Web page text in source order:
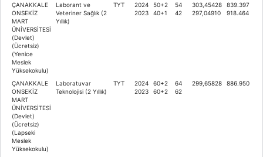
ÇANAKKALE
ONSEKİZ
MART
ÜNİVERSİTESİ
(Devlet)
(Ücretsiz)
(Yenice
Meslek
Yüksekokulu)
Laborant ve
Veteriner Sağlık (2
Yıllık)
TYT
2024
2023
50+2
40+1
54
42
303,45428
297,04910
839.397
918.464
ÇANAKKALE
ONSEKİZ
MART
ÜNİVERSİTESİ
(Devlet)
(Ücretsiz)
(Lapseki
Meslek
Yüksekokulu)
Laboratuvar
Teknolojisi (2 Yıllık)
TYT
2024
2023
60+2
60+2
64
62
299,65828 886.950